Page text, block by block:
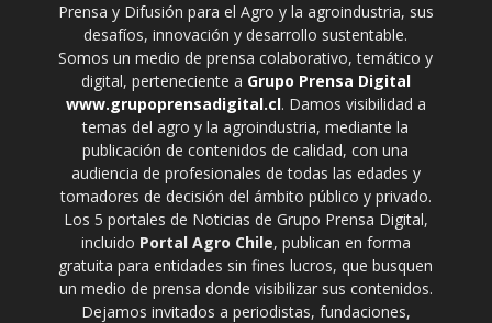
Prensa y Difusión para el Agro y la agroindustria, sus
desafíos, innovación y desarrollo sustentable.
Somos un medio de prensa colaborativo, temático y
digital, perteneciente a Grupo Prensa Digital
www.grupoprensadigital.cl. Damos visibilidad a
temas del agro y la agroindustria, mediante la
publicación de contenidos de calidad, con una
audiencia de profesionales de todas las edades y
tomadores de decisión del ámbito público y privado.
Los 5 portales de Noticias de Grupo Prensa Digital,
incluido Portal Agro Chile, publican en forma
gratuita para entidades sin fines lucros, que busquen
un medio de prensa donde visibilizar sus contenidos.
Dejamos invitados a periodistas, fundaciones,